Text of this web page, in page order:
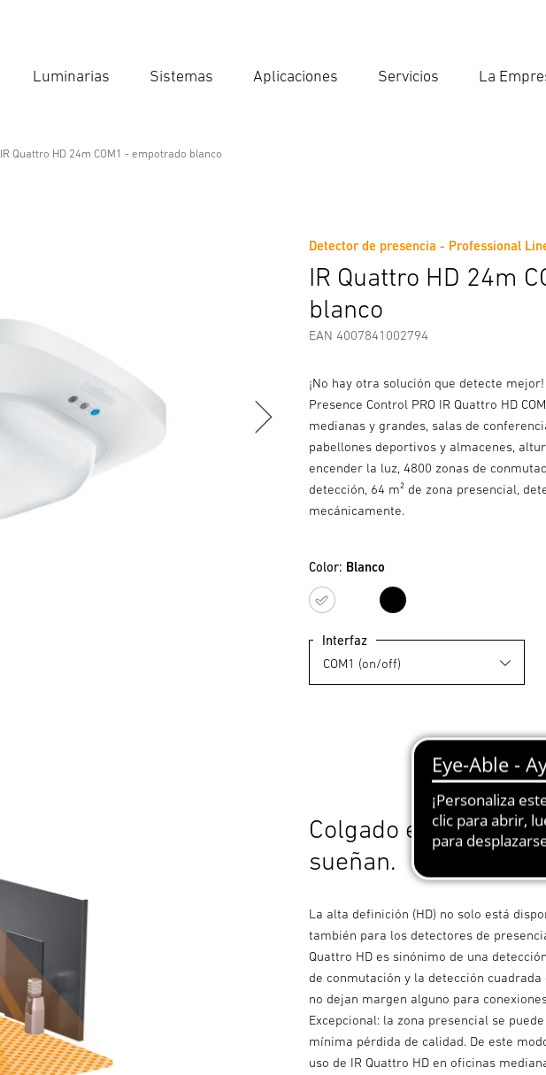
Luminarias Sistemas Aplicaciones Servicios La
IR Quattro HD 24m COM1 - empotrado blanco
Detector de presencia - Professional
IR Quattro HD 24m
blanco
EAN 4007841002794
¡No hay otra solución que detecte
Presence Control PRO IR Quattro HD
medianas y grandes, salas de
pabellones deportivos y almacenes,
encender la luz, 4800 zonas de
detección, 64 m² de zona presencial,
mecánicamente.
Color: Blanco
BlancoNegro
Interfaz
Instrucciones de Seguridad y Advertencias Información del fabricante
Colgado en el techo.
sueñan.
La alta definición (HD) no solo está
también para los detectores de
Quattro HD es sinónimo de una
de conmutación y la detección
no dejan margen alguno para
Excepcional: la zona presencial se
mínima pérdida de calidad. De este
uso de IR Quattro HD en oficinas